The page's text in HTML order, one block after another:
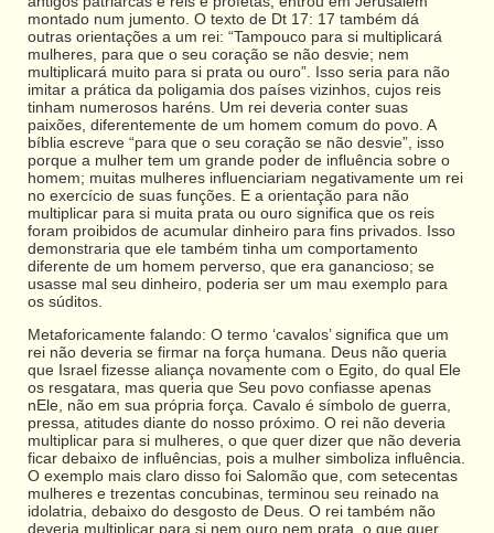
montado num jumento. O texto de Dt 17: 17 também dá
outras orientações a um rei: “Tampouco para si multiplicará
mulheres, para que o seu coração se não desvie; nem
multiplicará muito para si prata ou ouro”. Isso seria para não
imitar a prática da poligamia dos países vizinhos, cujos reis
tinham numerosos haréns. Um rei deveria conter suas
paixões, diferentemente de um homem comum do povo. A
bíblia escreve “para que o seu coração se não desvie”, isso
porque a mulher tem um grande poder de influência sobre o
homem; muitas mulheres influenciariam negativamente um rei
no exercício de suas funções. E a orientação para não
multiplicar para si muita prata ou ouro significa que os reis
foram proibidos de acumular dinheiro para fins privados. Isso
demonstraria que ele também tinha um comportamento
diferente de um homem perverso, que era ganancioso; se
usasse mal seu dinheiro, poderia ser um mau exemplo para
os súditos.
Metaforicamente falando: O termo ‘cavalos’ significa que um
rei não deveria se firmar na força humana. Deus não queria
que Israel fizesse aliança novamente com o Egito, do qual Ele
os resgatara, mas queria que Seu povo confiasse apenas
nEle, não em sua própria força. Cavalo é símbolo de guerra,
pressa, atitudes diante do nosso próximo. O rei não deveria
multiplicar para si mulheres, o que quer dizer que não deveria
ficar debaixo de influências, pois a mulher simboliza influência.
O exemplo mais claro disso foi Salomão que, com setecentas
mulheres e trezentas concubinas, terminou seu reinado na
idolatria, debaixo do desgosto de Deus. O rei também não
deveria multiplicar para si nem ouro nem prata, o que quer